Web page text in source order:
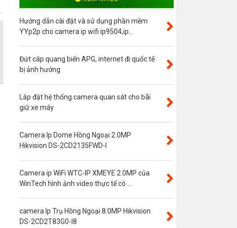
Máy bộ đàm
Bảng giá
Phụ kiện camera
Visinet
Độ phân giải 5.0MP
Camera CVI
Thẻ nhớ
Độ phân giải 3.0MP
Camera ngụy trang
Năng lượng mặt trời
Đầu ghi camera 4 kênh
Hướng dẫn cài đặt và sử dụng phần mềm
YYp2p cho camera ip wifi ip9504,ip...
Đứt cáp quang biển APG, internet đi quốc tế
bị ảnh hưởng
Lắp đặt hệ thống camera quan sát cho bãi
giữ xe máy
Camera Ip Dome Hồng Ngoại 2.0MP
Hikvision DS-2CD2135FWD-I
Camera ip WiFi WTC-IP XMEYE 2.0MP của
WinTech hình ảnh video thực tế có ...
camera Ip Trụ Hồng Ngoại 8.0MP Hikvision
DS-2CD2T83G0-I8